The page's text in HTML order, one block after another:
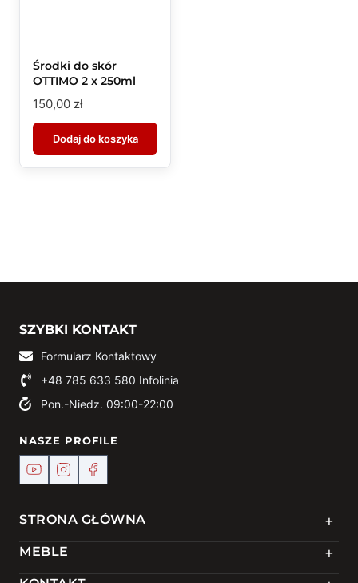
Środki do skór
OTTIMO 2 x 250ml
150,00 zł
Dodaj do koszyka
SZYBKI KONTAKT
Formularz Kontaktowy
+48 785 633 580 Infolinia
Pon.-Niedz. 09:00-22:00
NASZE PROFILE
STRONA GŁÓWNA +
MEBLE +